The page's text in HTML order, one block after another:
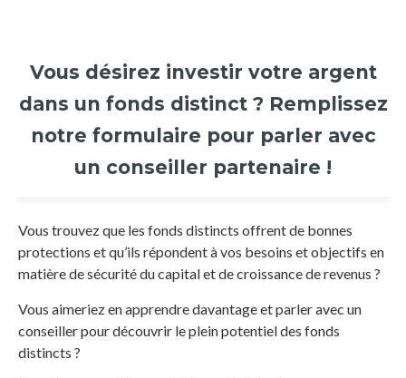
Vous désirez investir votre argent
dans un fonds distinct ? Remplissez
notre formulaire pour parler avec
un conseiller partenaire !
Vous trouvez que les fonds distincts offrent de bonnes
protections et qu’ils répondent à vos besoins et objectifs en
matière de sécurité du capital et de croissance de revenus ?
Vous aimeriez en apprendre davantage et parler avec un
conseiller pour découvrir le plein potentiel des fonds
distincts ?